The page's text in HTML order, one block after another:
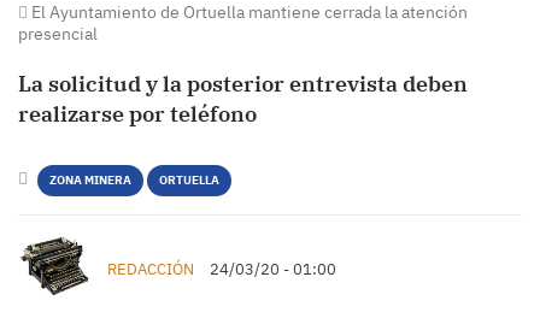
El Ayuntamiento de Ortuella mantiene cerrada la atención
presencial
La solicitud y la posterior entrevista deben
realizarse por teléfono
ZONA MINERA ORTUELLA
REDACCIÓN 24/03/20 - 01:00